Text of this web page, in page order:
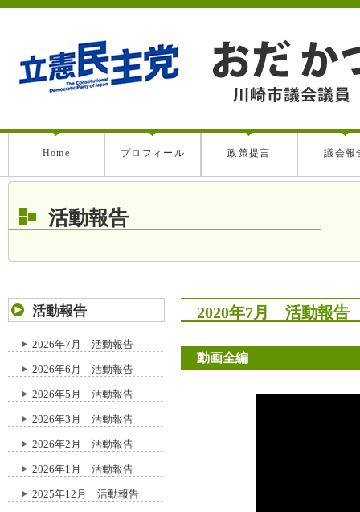
Home プロフィール 政策提言 議会報
活動報告
活動報告
2026年7月 活動報告
2026年6月 活動報告
2026年5月 活動報告
2026年3月 活動報告
2026年2月 活動報告
2026年1月 活動報告
2025年12月 活動報告
2020年7月 活動報告
動画全編